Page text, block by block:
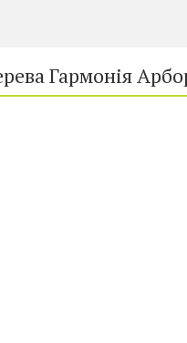
Гармонія